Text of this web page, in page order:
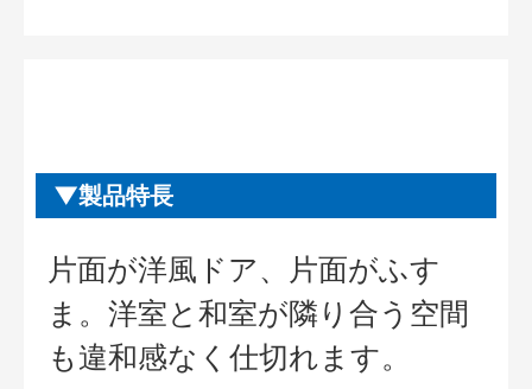
製品特長
片面が洋風ドア、片面がふす
ま。洋室と和室が隣り合う空間
も違和感なく仕切れます。